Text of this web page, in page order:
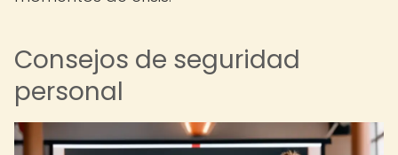
Consejos de seguridad
personal